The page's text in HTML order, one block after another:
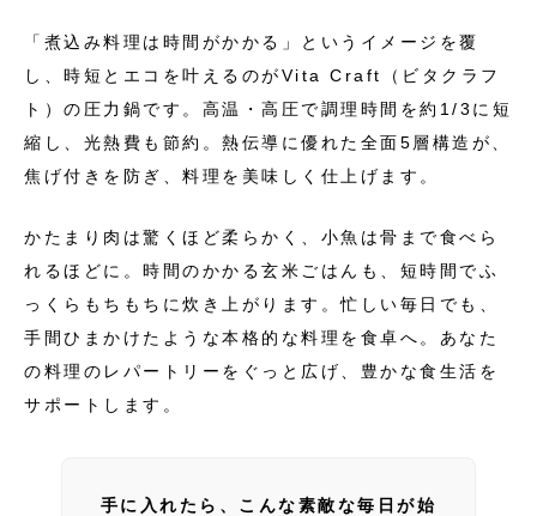
「煮込み料理は時間がかかる」というイメージを覆
し、時短とエコを叶えるのがVita Craft（ビタクラフ
ト）の圧力鍋です。高温・高圧で調理時間を約1/3に短
縮し、光熱費も節約。熱伝導に優れた全面5層構造が、
焦げ付きを防ぎ、料理を美味しく仕上げます。
かたまり肉は驚くほど柔らかく、小魚は骨まで食べら
れるほどに。時間のかかる玄米ごはんも、短時間でふ
っくらもちもちに炊き上がります。忙しい毎日でも、
手間ひまかけたような本格的な料理を食卓へ。あなた
の料理のレパートリーをぐっと広げ、豊かな食生活を
サポートします。
手に入れたら、こんな素敵な毎日が始